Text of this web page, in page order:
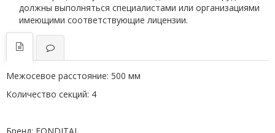
должны выполняться специалистами или организациями
имеющими соответствующие лицензии.
Межосевое расстояние: 500 мм
Количество секций: 4
Бренд: FONDITAL